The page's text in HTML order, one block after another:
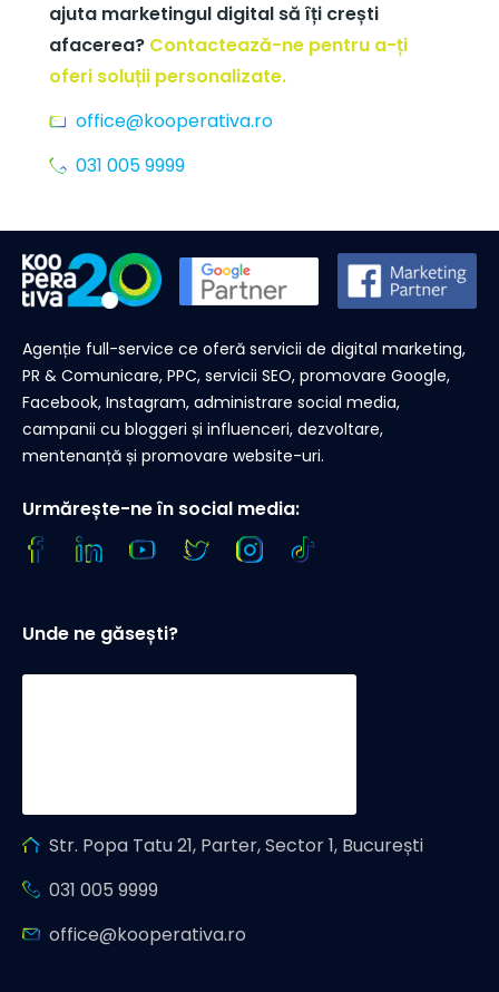
ajuta marketingul digital să îți crești
afacerea? Contactează-ne pentru a-ți
oferi soluții personalizate.
office@kooperativa.ro
031 005 9999
Agenție full-service ce oferă servicii de digital marketing,
PR & Comunicare, PPC, servicii SEO, promovare Google,
Facebook, Instagram, administrare social media,
campanii cu bloggeri și influenceri, dezvoltare,
mentenanță și promovare website-uri.
Urmărește-ne în social media:
Unde ne găsești?
Str. Popa Tatu 21, Parter, Sector 1, București
031 005 9999
office@kooperativa.ro